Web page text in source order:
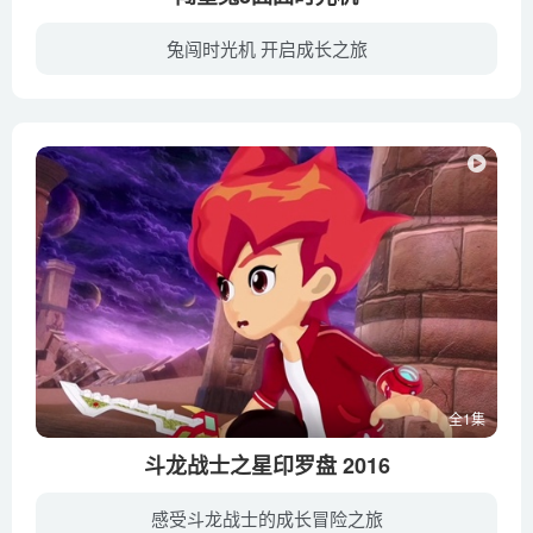
兔闯时光机 开启成长之旅
全1集
斗龙战士之星印罗盘 2016
感受斗龙战士的成长冒险之旅